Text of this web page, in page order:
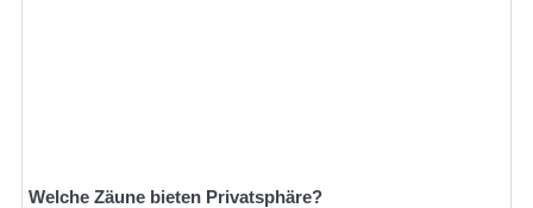
Welche Zäune bieten Privatsphäre?